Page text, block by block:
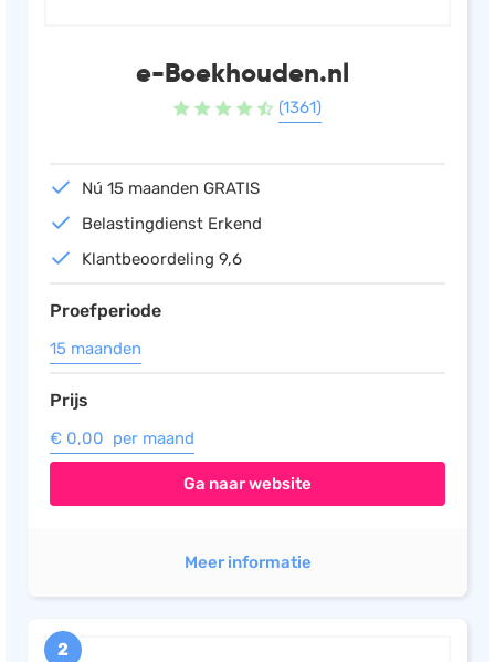
e-Boekhouden.nl
(1361)
Nú 15 maanden GRATIS
Belastingdienst Erkend
Klantbeoordeling 9,6
Proefperiode
15 maanden
Prijs
€ 0,00 per maand
Ga naar website
Meer informatie
2